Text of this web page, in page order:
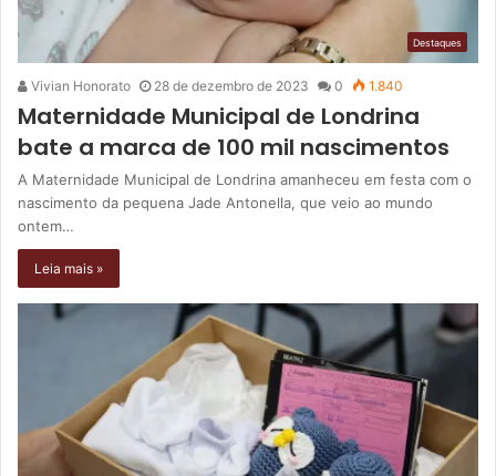
Destaques
Vivian Honorato 28 de dezembro de 2023 0 1.840
Maternidade Municipal de Londrina
bate a marca de 100 mil nascimentos
A Maternidade Municipal de Londrina amanheceu em festa com o
nascimento da pequena Jade Antonella, que veio ao mundo
ontem…
Leia mais »